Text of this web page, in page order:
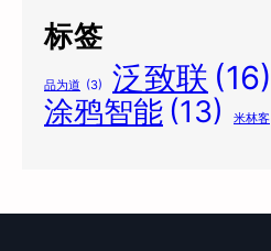
标签
品为道 (3) 泛致联 (16)
涂鸦智能 (13) 米林客